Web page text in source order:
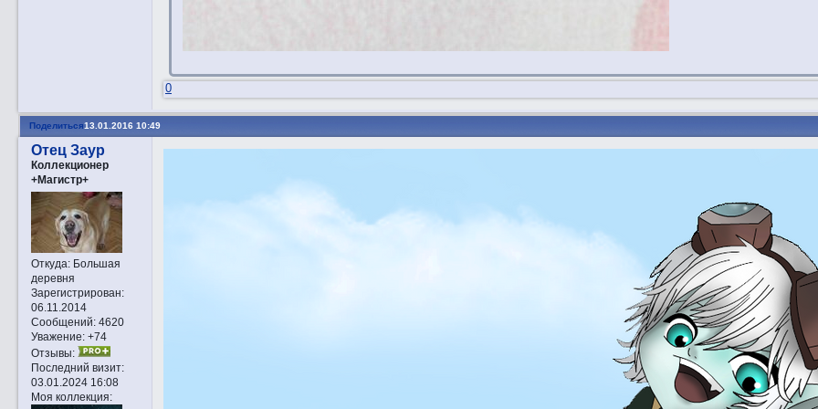
0
Поделиться13.01.2016 10:49
Отец Заур
Коллекционер
+Магистр+
Откуда:Большая
деревня
Зарегистрирован:
06.11.2014
Сообщений:4620
Уважение: +74
Отзывы:
Последний визит:
03.01.2024 16:08
Моя коллекция: